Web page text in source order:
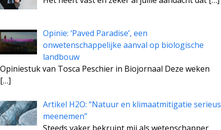
Opinie: ‘Paved Paradise’, een
onwetenschappelijke aanval op biologische
landbouw
Opiniestuk van Tosca Peschier in Biojornaal Deze weken
[…]
Artikel H2O: “Natuur en klimaatmitigatie serieus
meenemen”